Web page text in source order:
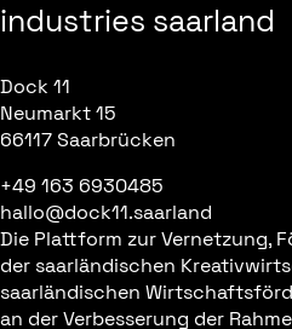
industries saarland
Dock 11
Neumarkt 15
66117 Saarbrücken
+49 163 6930485
hallo@dock11.saarland
Die Plattform zur Vernetzung,
der saarländischen
saarländischen
an der Verbesserung der